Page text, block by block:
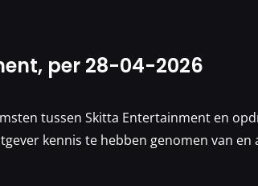
per 28-04-2026
tussen Skitta Entertainment en
kennis te hebben genomen van